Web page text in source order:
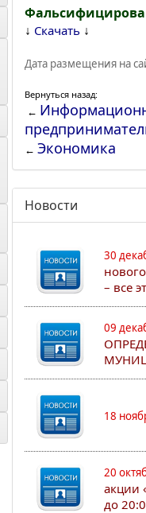
↓ Скачать ↓
Дата размещения на
Вернуться назад:
←
← Экономика
Новости
30
– все
09
18
20
акции
до